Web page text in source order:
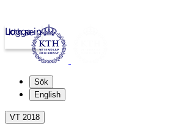
kth.se
Logga in
Sök
English
VT 2018